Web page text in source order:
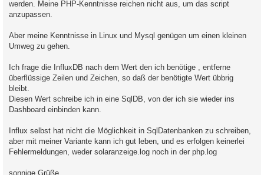
werden. Meine PHP-Kenntnisse reichen nicht aus, um das script
anzupassen.
Aber meine Kenntnisse in Linux und Mysql genügen um einen kleinen
Umweg zu gehen.
Ich frage die InfluxDB nach dem Wert den ich benötige , entferne
überflüssige Zeilen und Zeichen, so daß der benötigte Wert übbrig
bleibt.
Diesen Wert schreibe ich in eine SqlDB, von der ich sie wieder ins
Dashboard einbinden kann.
Influx selbst hat nicht die Möglichkeit in SqlDatenbanken zu schreiben,
aber mit meiner Variante kann ich gut leben, und es erfolgen keinerlei
Fehlermeldungen, weder solaranzeige.log noch in der php.log
sonnige Grüße